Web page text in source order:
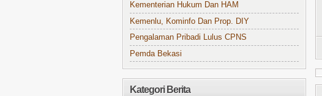
Kementerian Hukum Dan HAM
Kemenlu, Kominfo Dan Prop. DIY
Pengalaman Pribadi Lulus CPNS
Pemda Bekasi
Kategori Berita